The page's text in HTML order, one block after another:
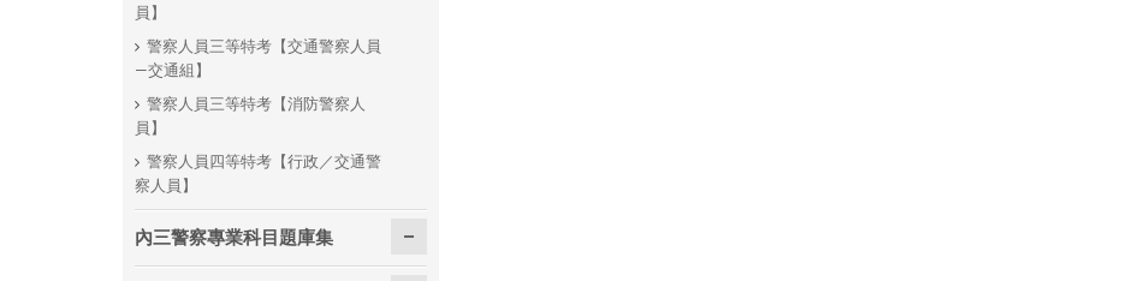
員】
警察人員三等特考【交通警察人員
—交通組】
警察人員三等特考【消防警察人
員】
警察人員四等特考【行政／交通警
察人員】
內三警察專業科目題庫集